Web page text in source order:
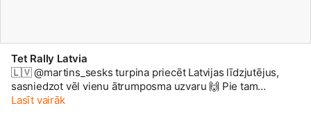
Tet Rally Latvia
🇱🇻 @martins_sesks turpina priecēt Latvijas līdzjutējus,
sasniedzot vēl vienu ātrumposma uzvaru 🙌 Pie tam
liepājnieks ir pārliecināts, ka savu sniegumu vēl iespējams
Lasīt vairāk